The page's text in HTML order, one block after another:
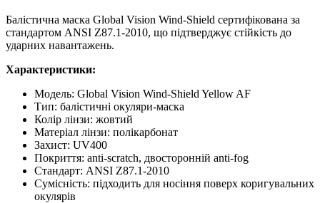
Балістична маска Global Vision Wind-Shield сертифікована за
стандартом ANSI Z87.1-2010, що підтверджує стійкість до
ударних навантажень.
Характеристики:
Модель: Global Vision Wind-Shield Yellow AF
Тип: балістичні окуляри-маска
Колір лінзи: жовтий
Матеріал лінзи: полікарбонат
Захист: UV400
Покриття: anti-scratch, двосторонній anti-fog
Стандарт: ANSI Z87.1-2010
Сумісність: підходить для носіння поверх коригувальних
окулярів